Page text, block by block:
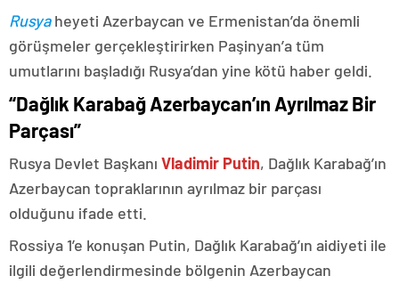
Rusyaheyeti Azerbaycan ve Ermenistan’da önemli
görüşmeler gerçekleştirirken Paşinyan’a tüm
umutlarını başladığı Rusya’dan yine kötü haber geldi.
“Dağlık Karabağ Azerbaycan’ın Ayrılmaz Bir
Parçası”
Rusya Devlet Başkanı Vladimir Putin, Dağlık Karabağ’ın
Azerbaycan topraklarının ayrılmaz bir parçası
olduğunu ifade etti.
Rossiya 1’e konuşan Putin, Dağlık Karabağ’ın aidiyeti ile
ilgili değerlendirmesinde bölgenin Azerbaycan